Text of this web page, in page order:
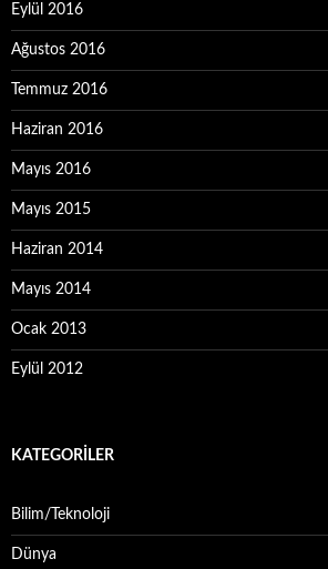
Eylül 2016
Ağustos 2016
Temmuz 2016
Haziran 2016
Mayıs 2016
Mayıs 2015
Haziran 2014
Mayıs 2014
Ocak 2013
Eylül 2012
KATEGORILER
Bilim/Teknoloji
Dünya